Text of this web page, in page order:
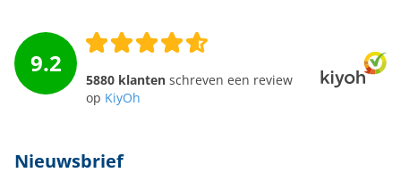
9.2
5880 klanten schreven een review
op KiyOh
Nieuwsbrief